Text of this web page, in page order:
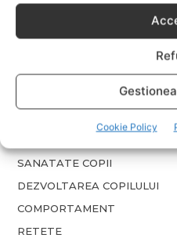
Cookie Policy
COPII
SANATATE COPII
DEZVOLTAREA COPILULUI
COMPORTAMENT
RETETE